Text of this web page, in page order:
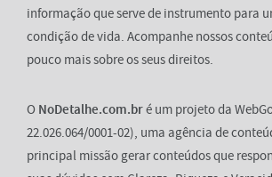
informação que serve de instrumento para
condição de vida. Acompanhe nossos
pouco mais sobre os seus direitos.
O NoDetalhe.com.bré um projeto da
22.026.064/0001-02), uma agência de
principal missão gerar conteúdos que